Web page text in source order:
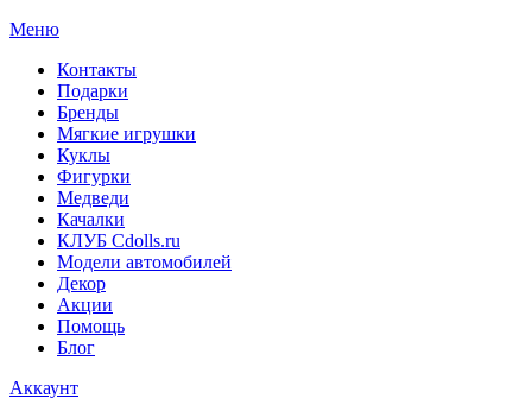
Меню
Контакты
Подарки
Бренды
Мягкие игрушки
Куклы
Фигурки
Медведи
Качалки
КЛУБ Cdolls.ru
Модели автомобилей
Декор
Акции
Помощь
Блог
Аккаунт